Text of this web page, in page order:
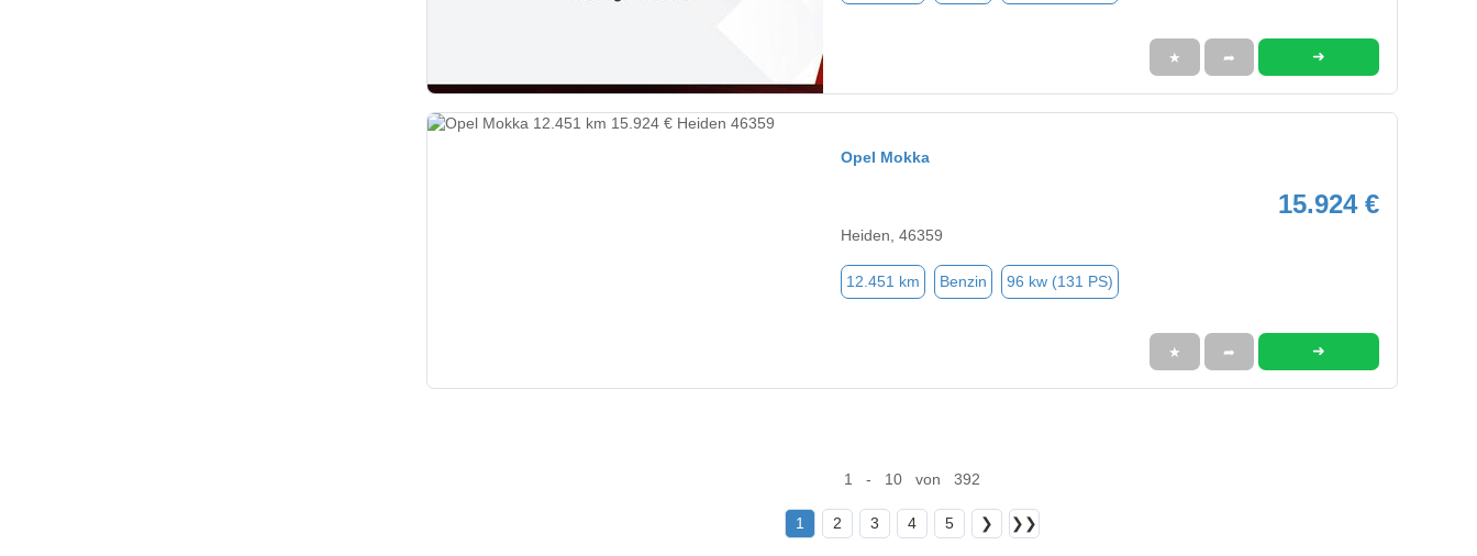
★ ➦ ➜
Opel Mokka
15.924 €
Heiden, 46359
12.451 km Benzin 96 kw (131 PS)
★ ➦ ➜
1 - 10 von 392
1 2 3 4 5 ❯ ❯❯